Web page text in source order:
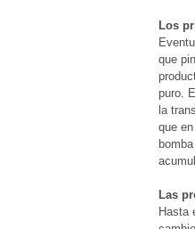
Los
que
puro.
la
que
Las
Hasta